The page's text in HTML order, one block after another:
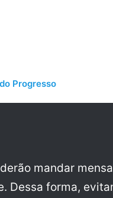
Progresso
mandar
Dessa forma,